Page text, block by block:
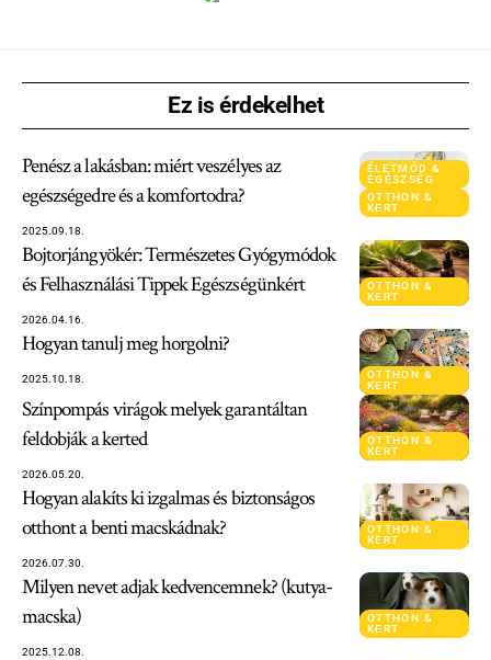
Ez is érdekelhet
ÉLETMÓD &
EGÉSZSÉG
OTTHON &
KERT
Penész a lakásban: miért veszélyes az
egészségedre és a komfortodra?
2025.09.18.
OTTHON &
KERT
Bojtorjángyökér: Természetes Gyógymódok
és Felhasználási Tippek Egészségünkért
2026.04.16.
OTTHON &
KERT
Hogyan tanulj meg horgolni?
2025.10.18.
OTTHON &
KERT
Színpompás virágok melyek garantáltan
feldobják a kerted
2026.05.20.
OTTHON &
KERT
Hogyan alakíts ki izgalmas és biztonságos
otthont a benti macskádnak?
2026.07.30.
OTTHON &
KERT
Milyen nevet adjak kedvencemnek? (kutya-
macska)
2025.12.08.